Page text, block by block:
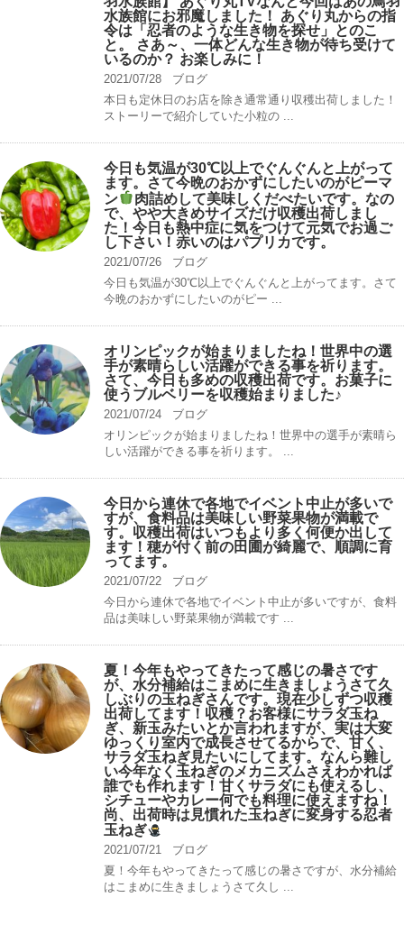
水族館にお邪魔しました！ あぐり丸からの指
令は「忍者のような生き物を探せ」とのこ
と。 さあ～、一体どんな生き物が待ち受けて
いるのか？ お楽しみに！
2021/07/28
ブログ
本日も定休日のお店を除き通常通り収穫出荷しました！
ストーリーで紹介していた小粒の ...
今日も気温が30℃以上でぐんぐんと上がって
ます。さて今晩のおかずにしたいのがピーマ
ン
肉詰めして美味しくだべたいです。なの
で、やや大きめサイズだけ収穫出荷しまし
た！今日も熱中症に気をつけて元気でお過ご
し下さい！赤いのはパプリカです。
2021/07/26
ブログ
今日も気温が30℃以上でぐんぐんと上がってます。さて
今晩のおかずにしたいのがピー ...
オリンピックが始まりましたね！世界中の選
手が素晴らしい活躍ができる事を祈ります。
さて、今日も多めの収穫出荷です。お菓子に
使うブルベリーを収穫始まりました♪
2021/07/24
ブログ
オリンピックが始まりましたね！世界中の選手が素晴ら
しい活躍ができる事を祈ります。 ...
今日から連休で各地でイベント中止が多いで
すが、食料品は美味しい野菜果物が満載で
す。収穫出荷はいつもより多く何便か出して
ます！穂が付く前の田圃が綺麗で、順調に育
ってます。
2021/07/22
ブログ
今日から連休で各地でイベント中止が多いですが、食料
品は美味しい野菜果物が満載です ...
夏！今年もやってきたって感じの暑さです
が、水分補給はこまめに生きましょうさて久
しぶりの玉ねぎさんです。現在少しずつ収穫
出荷してます！収穫？お客様にサラダ玉ね
ぎ、新玉みたいとか言われますが、実は大変
ゆっくり室内で成長させてるからで、甘く、
サラダ玉ねぎ見たいにしてます。なんら難し
い今年なく玉ねぎのメカニズムさえわかれば
誰でも作れます！甘くサラダにも使えるし、
シチューやカレー何でも料理に使えますね！
尚、出荷時は見慣れた玉ねぎに変身する忍者
玉ねぎ
2021/07/21
ブログ
夏！今年もやってきたって感じの暑さですが、水分補給
はこまめに生きましょうさて久し ...